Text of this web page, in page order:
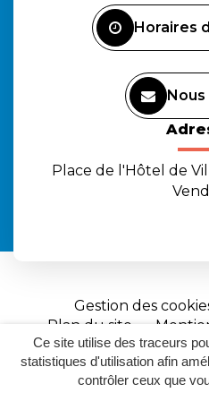
Ce site utilise des traceurs
statistiques d'utilisation afin
contrôler ceux que
Horaires
Place de l'Hôtel de
Gestion des
Plan du site
Site